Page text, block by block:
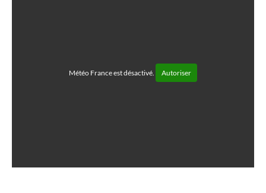
Météo France est désactivé. Autoriser